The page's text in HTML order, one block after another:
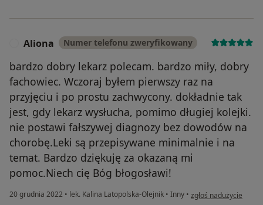
Aliona Numer telefonu zweryfikowany
bardzo dobry lekarz polecam. bardzo miły, dobry
fachowiec. Wczoraj byłem pierwszy raz na
przyjęciu i po prostu zachwycony. dokładnie tak
jest, gdy lekarz wysłucha, pomimo długiej kolejki.
nie postawi fałszywej diagnozy bez dowodów na
chorobę.Leki są przepisywane minimalnie i na
temat. Bardzo dziękuję za okazaną mi
pomoc.Niech cię Bóg błogosławi!
20 grudnia 2022 • lek. Kalina Latopolska-Olejnik • Inny • w opinii użytkownika
zgłoś nadużycie